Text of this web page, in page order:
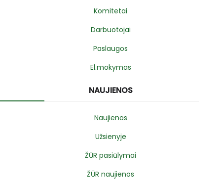
Komitetai
Darbuotojai
Paslaugos
El.mokymas
NAUJIENOS
Naujienos
Užsienyje
ŽŪR pasiūlymai
ŽŪR naujienos